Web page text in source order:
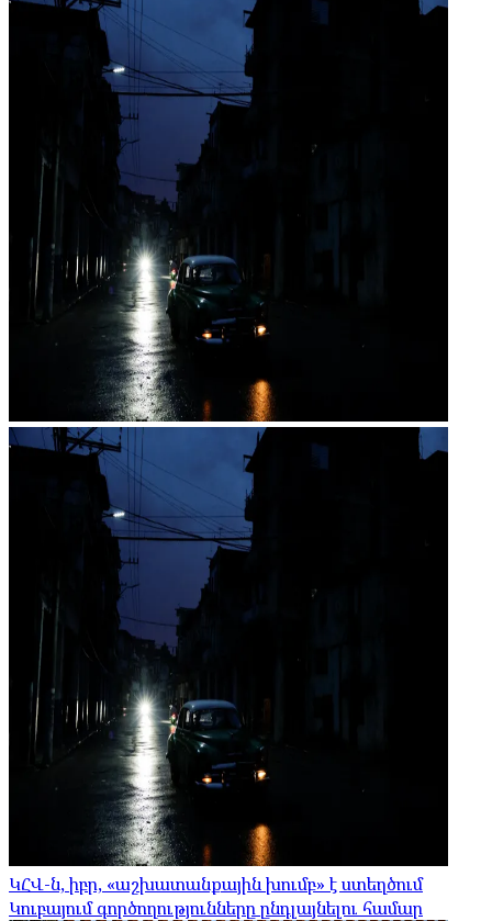
ԿՀՎ-ն, իբր, «աշխատանքային խումբ» է ստեղծում
Կուբայում գործողությունները ընդլայնելու համար